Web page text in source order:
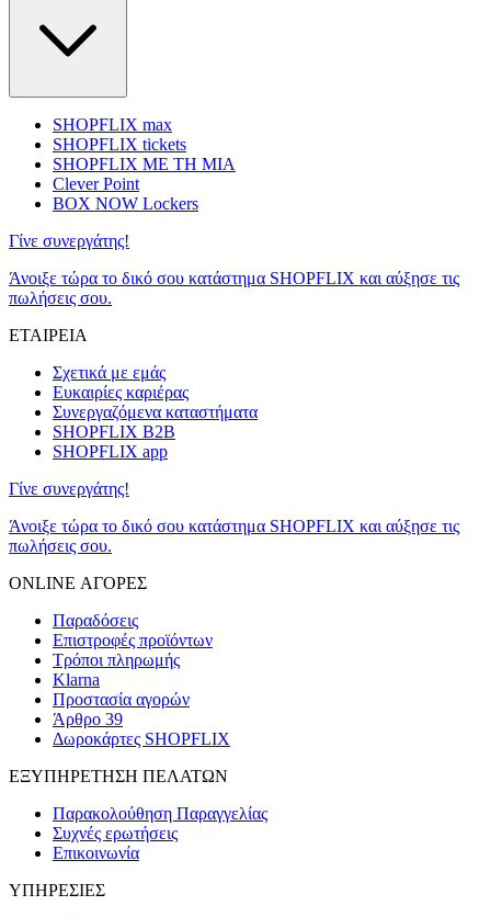
SHOPFLIX max
SHOPFLIX tickets
SHOPFLIX ΜΕ ΤΗ ΜΙΑ
Clever Point
BOX NOW Lockers
Γίνε συνεργάτης!
Άνοιξε τώρα το δικό σου κατάστημα SHOPFLIX και αύξησε τις
πωλήσεις σου.
ΕΤΑΙΡΕΙΑ
Σχετικά με εμάς
Ευκαιρίες καριέρας
Συνεργαζόμενα καταστήματα
SHOPFLIX B2B
SHOPFLIX app
Γίνε συνεργάτης!
Άνοιξε τώρα το δικό σου κατάστημα SHOPFLIX και αύξησε τις
πωλήσεις σου.
ONLINE ΑΓΟΡΕΣ
Παραδόσεις
Επιστροφές προϊόντων
Τρόποι πληρωμής
Klarna
Προστασία αγορών
Άρθρο 39
Δωροκάρτες SHOPFLIX
ΕΞΥΠΗΡΕΤΗΣΗ ΠΕΛΑΤΩΝ
Παρακολούθηση Παραγγελίας
Συχνές ερωτήσεις
Επικοινωνία
ΥΠΗΡΕΣΙΕΣ